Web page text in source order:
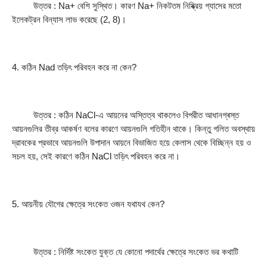
উত্তর : Na+ বেশি সুস্থিত। কারণ Na+ নিকটতম নিষ্ক্রিয় গ্যাসের মতাে
ইলেকট্রন বিন্যাস লাভ করেছে (2, 8)।
4. কঠিন Nad তড়িৎ পরিবহন করে না কেন?
উত্তর : কঠিন NaCl-এ আয়নের অস্তিত্ব থাকলেও বিপরীত আধানগ্ৰস্ত
আয়নগুলির তীব্র আকর্ষণ বলের কারণে আয়নগুলি গতিহীন থাকে। কিন্তু গলিত অবস্থায়
দ্রাবকের প্রভাবে আয়নগুলি উপাদান আয়নে বিভাজিত হয়ে কেলাস থেকে বিচ্ছিন্ন হয় ও
সচল হয়, সেই কারণে কঠিন NaCl তড়িৎ পরিবহন করে না।
5. আয়নীয় যৌগের ক্ষেত্রে সংকেত ওজন যথাযথ কেন?
উত্তর : নির্দিষ্ট সংকেত যুক্ত যে কোনাে পদার্থের ক্ষেত্রে সংকেত ভর কথাটি